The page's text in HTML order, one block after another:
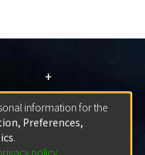
+
+
information for the
Preferences,
.
policy